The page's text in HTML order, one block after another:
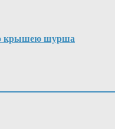
крышею шурша